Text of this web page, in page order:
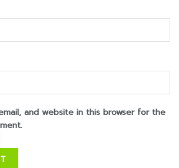
and website in this browser for the